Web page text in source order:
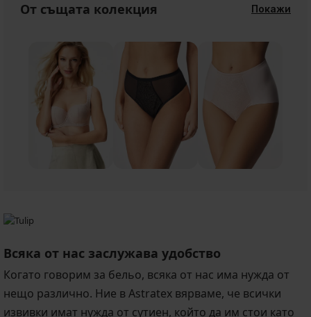
От същата колекция Покажи
Всяка от нас заслужава удобство
Когато говорим за бельо, всяка от нас има нужда от
нещо различно. Ние в Astratex вярваме, че всички
извивки имат нужда от сутиен, който да им стои като